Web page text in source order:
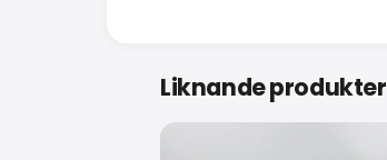
Liknande produkter